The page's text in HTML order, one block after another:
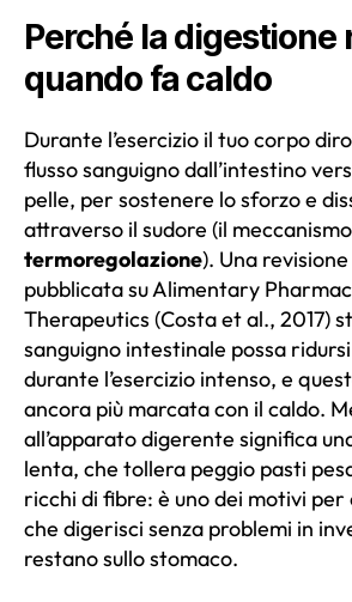
Perché la digestione
quando fa caldo
Durante l’esercizio il tuo corpo
flusso sanguigno dall’intestino
pelle, per sostenere lo sforzo e
attraverso il sudore (il
termoregolazione). Una
pubblicata su Alimentary
Therapeutics (Costa et al., 2017)
sanguigno intestinale possa ridursi
durante l’esercizio intenso, e
ancora più marcata con il caldo.
all’apparato digerente significa
lenta, che tollera peggio pasti
ricchi di fibre: è uno dei motivi
che digerisci senza problemi in
restano sullo stomaco.